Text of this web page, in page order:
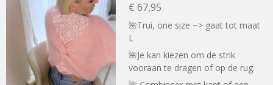
€ 67,95
🌺Trui, one size ~> gaat tot maat
L
🌺Je kan kiezen om de strik
vooraan te dragen of op de rug.